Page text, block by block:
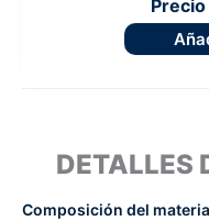
DETALLES
Composición del